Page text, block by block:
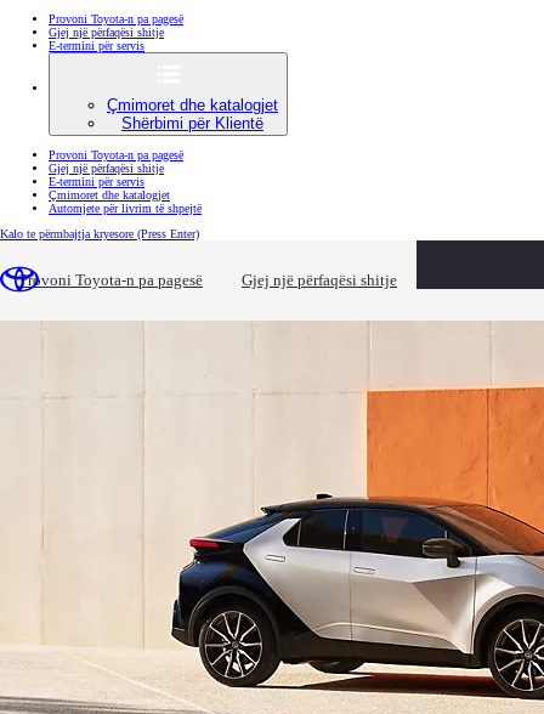
Provoni Toyota-n pa pagesë
Gjej një përfaqësi shitje
E-termini për servis
Çmimoret dhe katalogjet
Shërbimi për Klientë
Provoni Toyota-n pa pagesë
Gjej një përfaqësi shitje
E-termini për servis
Çmimoret dhe katalogjet
Automjete për livrim të shpejtë
Kalo te përmbajtja kryesore (Press Enter)
Provoni Toyota-n pa pagesë Gjej një përfaqësi shitje